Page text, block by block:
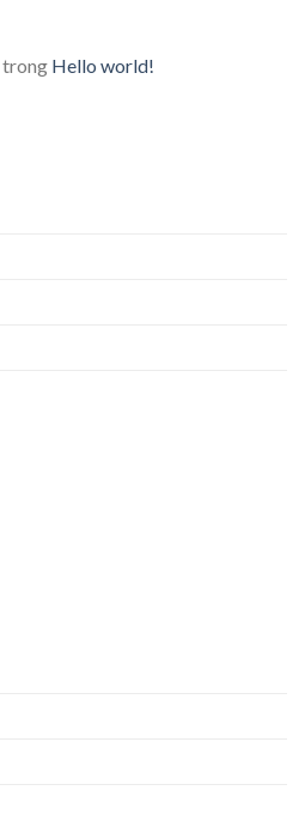
trong Hello world!